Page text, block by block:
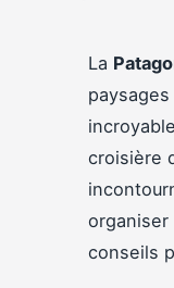
La
croisière
conseils